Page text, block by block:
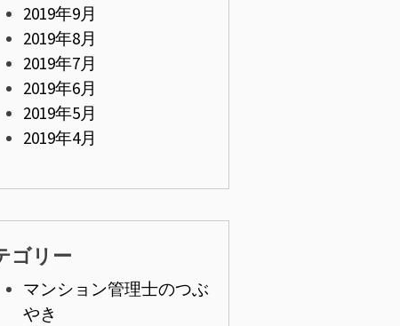
2019年9月
2019年8月
2019年7月
2019年6月
2019年5月
2019年4月
ゴリー
マンション管理士のつぶ
やき